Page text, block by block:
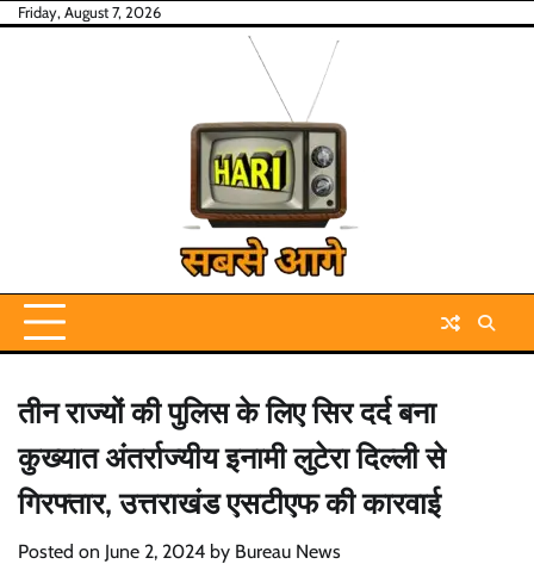
SkipFriday, August 7, 2026
तीन राज्यों की पुलिस के लिए सिर दर्द बना
कुख्यात अंतर्राज्यीय इनामी लुटेरा दिल्ली से
गिरफ्तार, उत्तराखंड एसटीएफ की कारवाई
Posted on June 2, 2024 by Bureau News